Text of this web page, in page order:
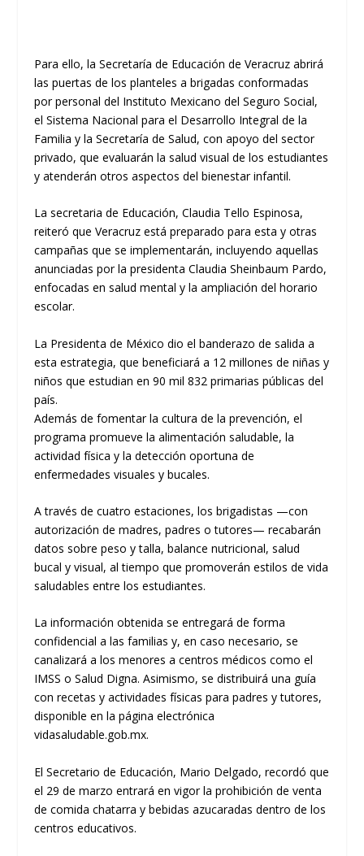
Para ello, la Secretaría de Educación de Veracruz abrirá
las puertas de los planteles a brigadas conformadas
por personal del Instituto Mexicano del Seguro Social,
el Sistema Nacional para el Desarrollo Integral de la
Familia y la Secretaría de Salud, con apoyo del sector
privado, que evaluarán la salud visual de los estudiantes
y atenderán otros aspectos del bienestar infantil.
La secretaria de Educación, Claudia Tello Espinosa,
reiteró que Veracruz está preparado para esta y otras
campañas que se implementarán, incluyendo aquellas
anunciadas por la presidenta Claudia Sheinbaum Pardo,
enfocadas en salud mental y la ampliación del horario
escolar.
La Presidenta de México dio el banderazo de salida a
esta estrategia, que beneficiará a 12 millones de niñas y
niños que estudian en 90 mil 832 primarias públicas del
país.
Además de fomentar la cultura de la prevención, el
programa promueve la alimentación saludable, la
actividad física y la detección oportuna de
enfermedades visuales y bucales.
A través de cuatro estaciones, los brigadistas —con
autorización de madres, padres o tutores— recabarán
datos sobre peso y talla, balance nutricional, salud
bucal y visual, al tiempo que promoverán estilos de vida
saludables entre los estudiantes.
La información obtenida se entregará de forma
confidencial a las familias y, en caso necesario, se
canalizará a los menores a centros médicos como el
IMSS o Salud Digna. Asimismo, se distribuirá una guía
con recetas y actividades físicas para padres y tutores,
disponible en la página electrónica
vidasaludable.gob.mx.
El Secretario de Educación, Mario Delgado, recordó que
el 29 de marzo entrará en vigor la prohibición de venta
de comida chatarra y bebidas azucaradas dentro de los
centros educativos.